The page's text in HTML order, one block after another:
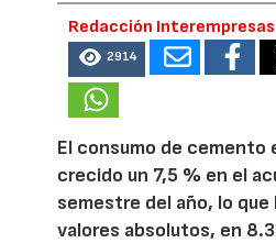
Redacción Interempresas
2914
El consumo de cemento
crecido un 7,5 % en el
semestre del año, lo que
valores absolutos, en